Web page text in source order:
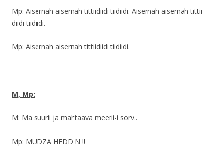
Mp: Aisernah aisernah tittiidiidi tiidiidi. Aisernah aisernah tittii
diidi tiidiidi.
Mp: Aisernah aisernah tittiidiidi tiidiidi.
M, Mp:
M: Ma suurii ja mahtaava meerii-i sorv..
Mp: MUDZA HEDDIN !!